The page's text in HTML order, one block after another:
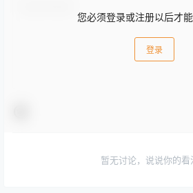
您必须登录或注册以后才
登录
暂无讨论，说说你的看